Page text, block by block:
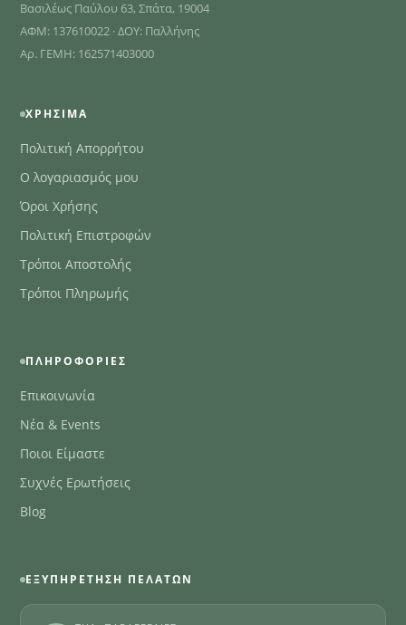
Βασιλέως Παύλου 63, Σπάτα, 19004
ΑΦΜ: 137610022 · ΔΟΥ: Παλλήνης
Αρ. ΓΕΜΗ: 162571403000
ΧΡΉΣΙΜΑ
Πολιτική Απορρήτου
Ο λογαριασμός μου
Όροι Χρήσης
Πολιτική Επιστροφών
Τρόποι Αποστολής
Τρόποι Πληρωμής
ΠΛΗΡΟΦΟΡΊΕΣ
Επικοινωνία
Νέα & Events
Ποιοι Είμαστε
Συχνές Ερωτήσεις
Blog
ΕΞΥΠΗΡΈΤΗΣΗ ΠΕΛΑΤΏΝ